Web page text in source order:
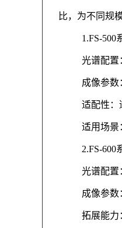
比，为不同规
1.FS-500
光谱配置
成像参数
适配性：
适用场景
2.FS-600
光谱配置
成像参数
拓展能力